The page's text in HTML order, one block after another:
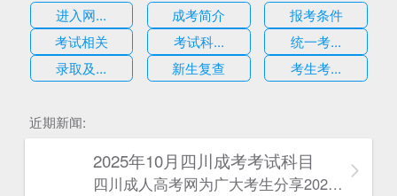
进入网...
成考简介
报考条件
考试相关
考试科...
统一考...
录取及...
新生复查 考生考...
近期新闻:
2025年10月四川成考考试科目
四川成人高考网​为广大考生分享2025年10月四川成考考试科目。为广大在职人员和社会人士提供学历提升的机会。更多四川成考考试信息，欢迎在线访问四川成人高考网。